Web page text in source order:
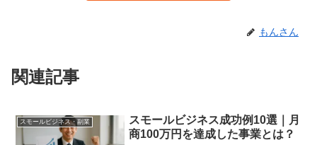
もんさん
関連記事
スモールビジネス・副業
スモールビジネス成功例10選｜月
商100万円を達成した事業とは？